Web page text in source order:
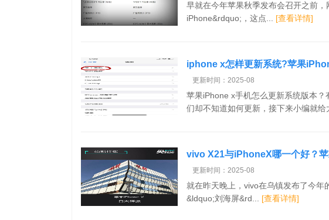
早就在今年苹果秋季发布会召开之前
iPhone&rdquo;，这点... [查看详情]
iphone x怎样更新系统?苹果
更新时间：2025-08
苹果iPhone x手机怎么更新系统版本
们却不知道如何更新，接下来小编就给
vivo X21与iPhoneX哪一个好？
细评测
更新时间：2025-08
就在昨天晚上，vivo在乌镇发布了今年
&ldquo;刘海屏&rd... [查看详情]